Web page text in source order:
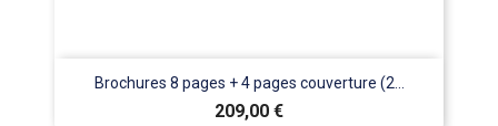
Brochures 8 pages + 4 pages couverture (2...
Prix
209,00 €